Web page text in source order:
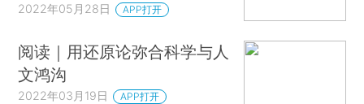
2022年05月28日 APP打开
阅读｜用还原论弥合科学与人
文鸿沟
2022年03月19日 APP打开